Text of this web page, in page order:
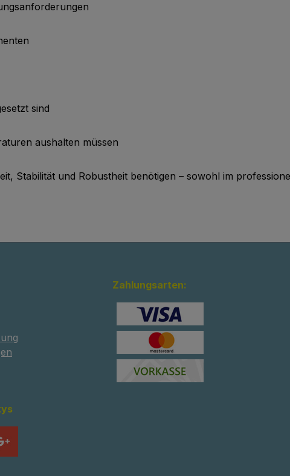
sind
aushalten müssen
Stabilität und Robustheit benötigen – sowohl im
Zahlungsarten: